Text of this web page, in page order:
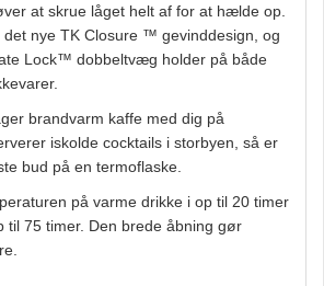
at skrue låget helt af for at hælde op.
det nye TK Closure ™ gevinddesign, og
Lock™ dobbeltvæg holder på både
brandvarm kaffe med dig på
iskolde cocktails i storbyen, så er
bud på en termoflaske.
på varme drikke i op til 20 timer
til 75 timer. Den brede åbning gør